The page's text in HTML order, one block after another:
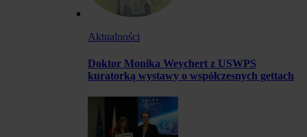
Aktualności
Doktor Monika Weychert z USWPS
kuratorką wystawy o współczesnych gettach